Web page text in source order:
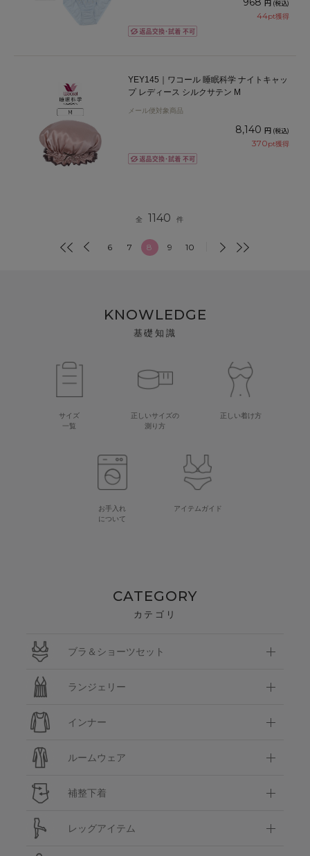
円 (税込)
44pt獲得
YEY145｜ワコール 睡眠科学 ナイトキャッ
プ レディース シルクサテン M
メール便対象商品
8,140 円 (税込)
370pt獲得
全 1140 件
6 7 8 9 10
KNOWLEDGE
基礎知識
サイズ
一覧
正しいサイズの
測り方
正しい着け方
お手入れ
について
アイテムガイド
CATEGORY
カテゴリ
ブラ＆ショーツセット
ランジェリー
インナー
ルームウェア
補整下着
レッグアイテム